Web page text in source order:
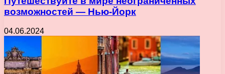
возможностей — Нью-Йорк
04.06.2024